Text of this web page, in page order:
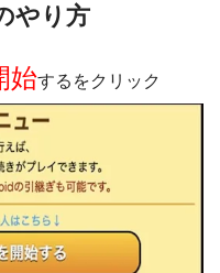
やり方
始するをクリック